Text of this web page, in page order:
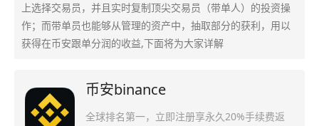
上选择交易员，并且实时复制顶尖交易员（带单人）的投资操
作；而带单员也能够从管理的资产中，抽取部分的获利，用以
获得在币安跟单分润的收益,下面将为大家详解
币安binance
全球排名第一，立即注册享永久20%手续费返